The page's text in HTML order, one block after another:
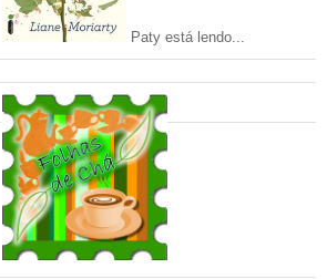
Paty está lendo...